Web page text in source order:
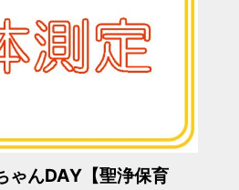
ゃんDAY【聖浄保育